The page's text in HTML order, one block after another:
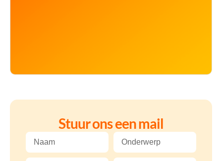
Stuur ons een mail